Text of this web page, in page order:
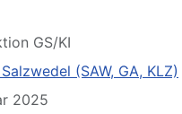
GS/KI
(SAW, GA, KLZ)
2025